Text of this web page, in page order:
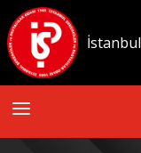
İstanbul
a